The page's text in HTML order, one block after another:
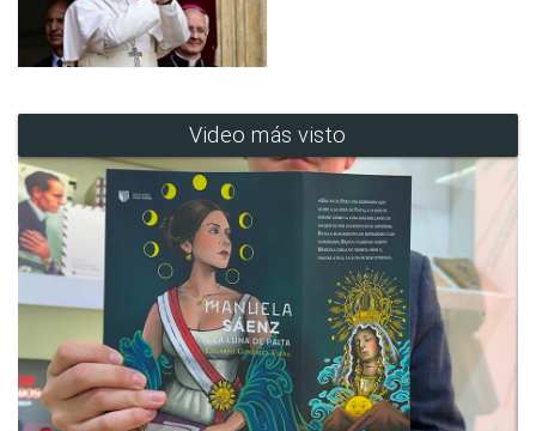
Video más visto